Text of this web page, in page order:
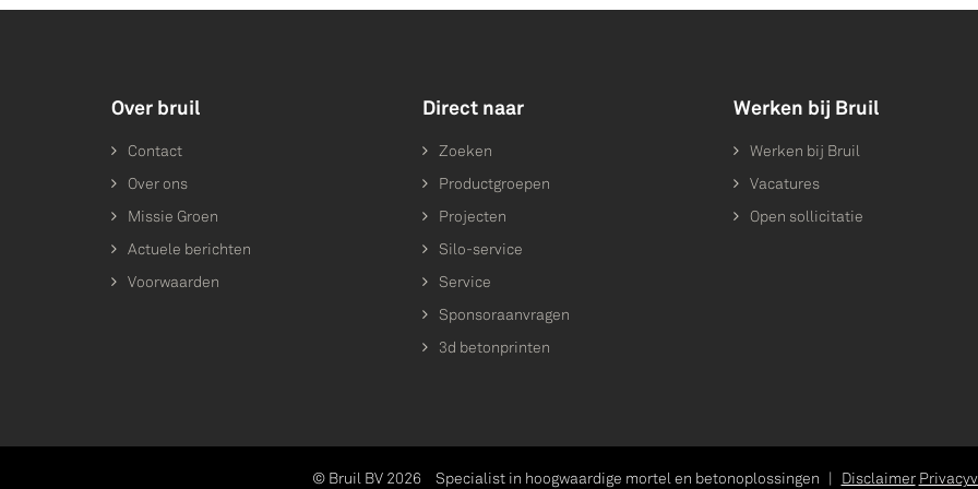
Over bruil
Contact
Over ons
Missie Groen
Actuele berichten
Voorwaarden
Direct naar
Zoeken
Productgroepen
Projecten
Silo-service
Service
Sponsoraanvragen
3d betonprinten
Werken bij Bruil
Werken bij Bruil
Vacatures
Open sollicitatie
© Bruil BV 2026 Specialist in hoogwaardige mortel en betonoplossingen | Disclaimer